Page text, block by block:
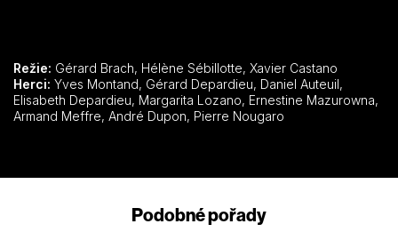
Režie: Gérard Brach, Hélène Sébillotte, Xavier Castano
Herci:
Elisabeth Depardieu, Margarita Lozano, Ernestine Mazurowna,
Armand Meffre, André Dupon, Pierre Nougaro
Podobné pořady